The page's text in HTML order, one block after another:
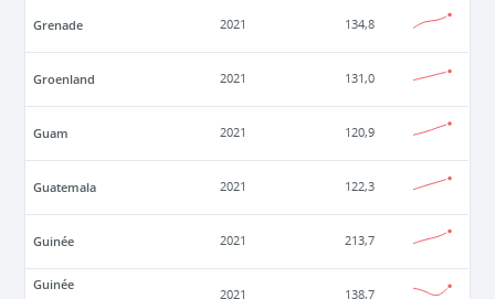
Grenade 2021 134,8
Groenland 2021 131,0
Guam 2021 120,9
Guatemala 2021 122,3
Guinée 2021 213,7
Guinée
2021 138,7